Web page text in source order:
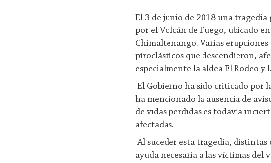
El 3 de junio de 2018 una tragedia
por el Volcán de Fuego, ubicado
Chimaltenango. Varias
piroclásticos que descendieron,
especialmente la aldea El Rodeo y
El Gobierno ha sido criticado por
ha mencionado la ausencia de
de vidas perdidas es todavía
afectadas.
Al suceder esta tragedia,
ayuda necesaria a las víctimas del